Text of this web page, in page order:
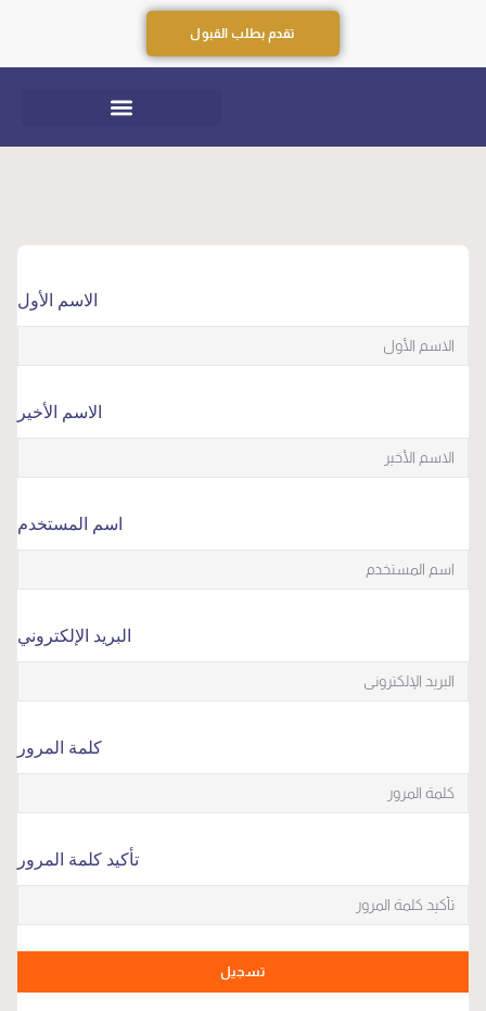
تقدم بطلب القبول
الاسم الأول
الاسم الأخير
اسم المستخدم
البريد الإلكتروني
كلمة المرور
تأكيد كلمة المرور
تسجيل